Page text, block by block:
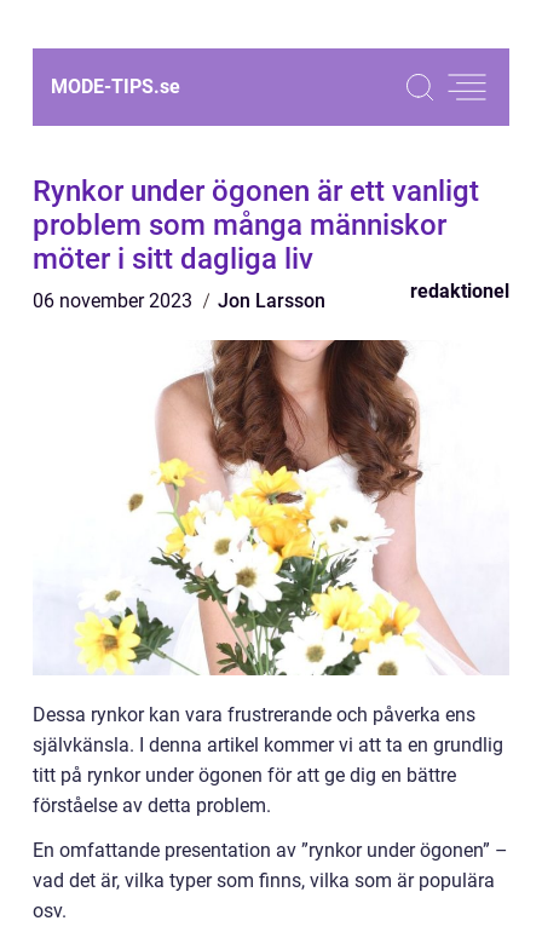
MODE-TIPS.se
Rynkor under ögonen är ett vanligt
problem som många människor
möter i sitt dagliga liv
06 november 2023 Jon Larsson redaktionel
Dessa rynkor kan vara frustrerande och påverka ens
självkänsla. I denna artikel kommer vi att ta en grundlig
titt på rynkor under ögonen för att ge dig en bättre
förståelse av detta problem.
En omfattande presentation av ”rynkor under ögonen” –
vad det är, vilka typer som finns, vilka som är populära
osv.